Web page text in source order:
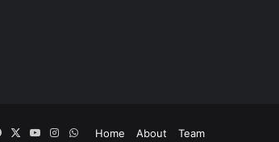
Home About Team
FacebookYouTubeInstagram
WhatsApp